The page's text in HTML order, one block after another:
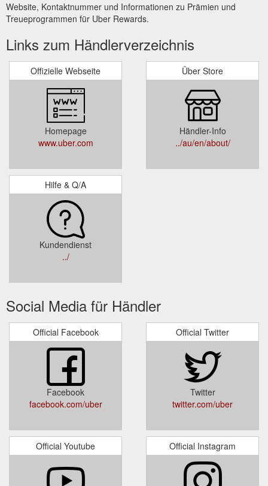
Website, Kontaktnummer und Informationen zu Prämien und
Treueprogrammen für Uber Rewards.
Links zum Händlerverzeichnis
Offizielle Webseite
Homepage
www.uber.com
Über Store
Händler-Info
../au/en/about/
Hilfe & Q/A
Kundendienst
../
Social Media für Händler
Official Facebook
Facebook
facebook.com/uber
Official Twitter
Twitter
twitter.com/uber
Official Youtube Official Instagram